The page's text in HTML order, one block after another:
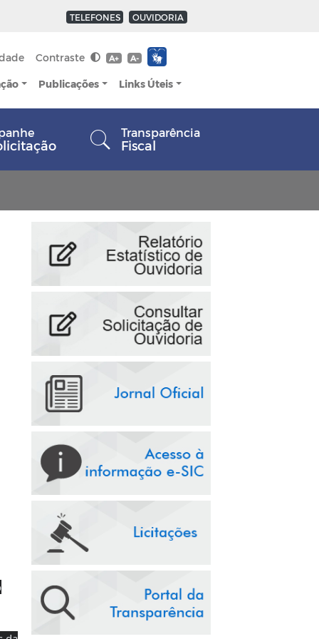
TELEFONES OUVIDORIA
Contraste A+ A-
Publicações Links Úteis
Transparência
Fiscal